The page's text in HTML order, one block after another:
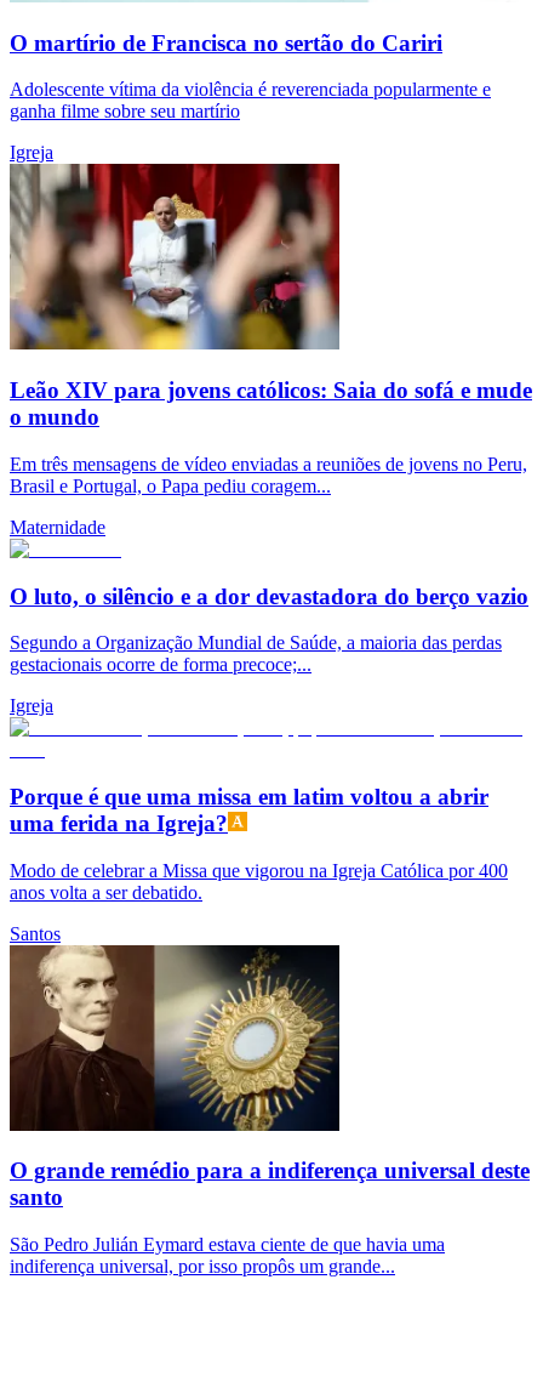
O martírio de Francisca no sertão do Cariri
Adolescente vítima da violência é reverenciada popularmente e
ganha filme sobre seu martírio
Igreja
Leão XIV para jovens católicos: Saia do sofá e mude
o mundo
Em três mensagens de vídeo enviadas a reuniões de jovens no Peru,
Brasil e Portugal, o Papa pediu coragem...
Maternidade
O luto, o silêncio e a dor devastadora do berço vazio
Segundo a Organização Mundial de Saúde, a maioria das perdas
gestacionais ocorre de forma precoce;...
Igreja
Porque é que uma missa em latim voltou a abrir
uma ferida na Igreja?
Modo de celebrar a Missa que vigorou na Igreja Católica por 400
anos volta a ser debatido.
Santos
O grande remédio para a indiferença universal deste
santo
São Pedro Julián Eymard estava ciente de que havia uma
indiferença universal, por isso propôs um grande...